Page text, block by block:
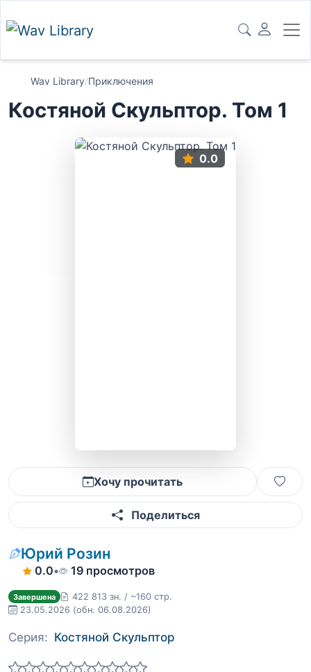
Wav Library/Приключения
Костяной Скульптор. Том 1
0.0
Хочу прочитать
Поделиться
Юрий Розин
0.0• 19 просмотров
Завершена
422 813 зн. / ~160 стр.
23.05.2026 (обн. 06.08.2026)
Серия: Костяной Скульптор